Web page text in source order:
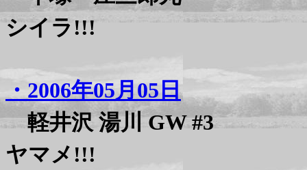
シイラ!!!
・2006年05月05日
軽井沢 湯川 GW #3
ヤマメ!!!